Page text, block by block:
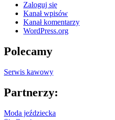
Zaloguj się
Kanał wpisów
Kanał komentarzy
WordPress.org
Polecamy
Serwis kawowy
Partnerzy:
Moda jeździecka